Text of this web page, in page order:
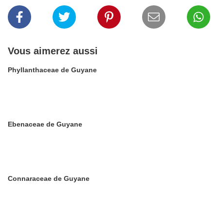
Vous aimerez aussi
Phyllanthaceae de Guyane
Ebenaceae de Guyane
Connaraceae de Guyane